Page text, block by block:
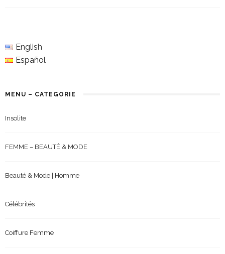
English
Español
MENU – CATEGORIE
Insolite
FEMME – BEAUTÉ & MODE
Beauté & Mode | Homme
Célébrités
Coiffure Femme